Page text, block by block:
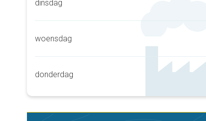
dinsdag
woensdag
donderdag